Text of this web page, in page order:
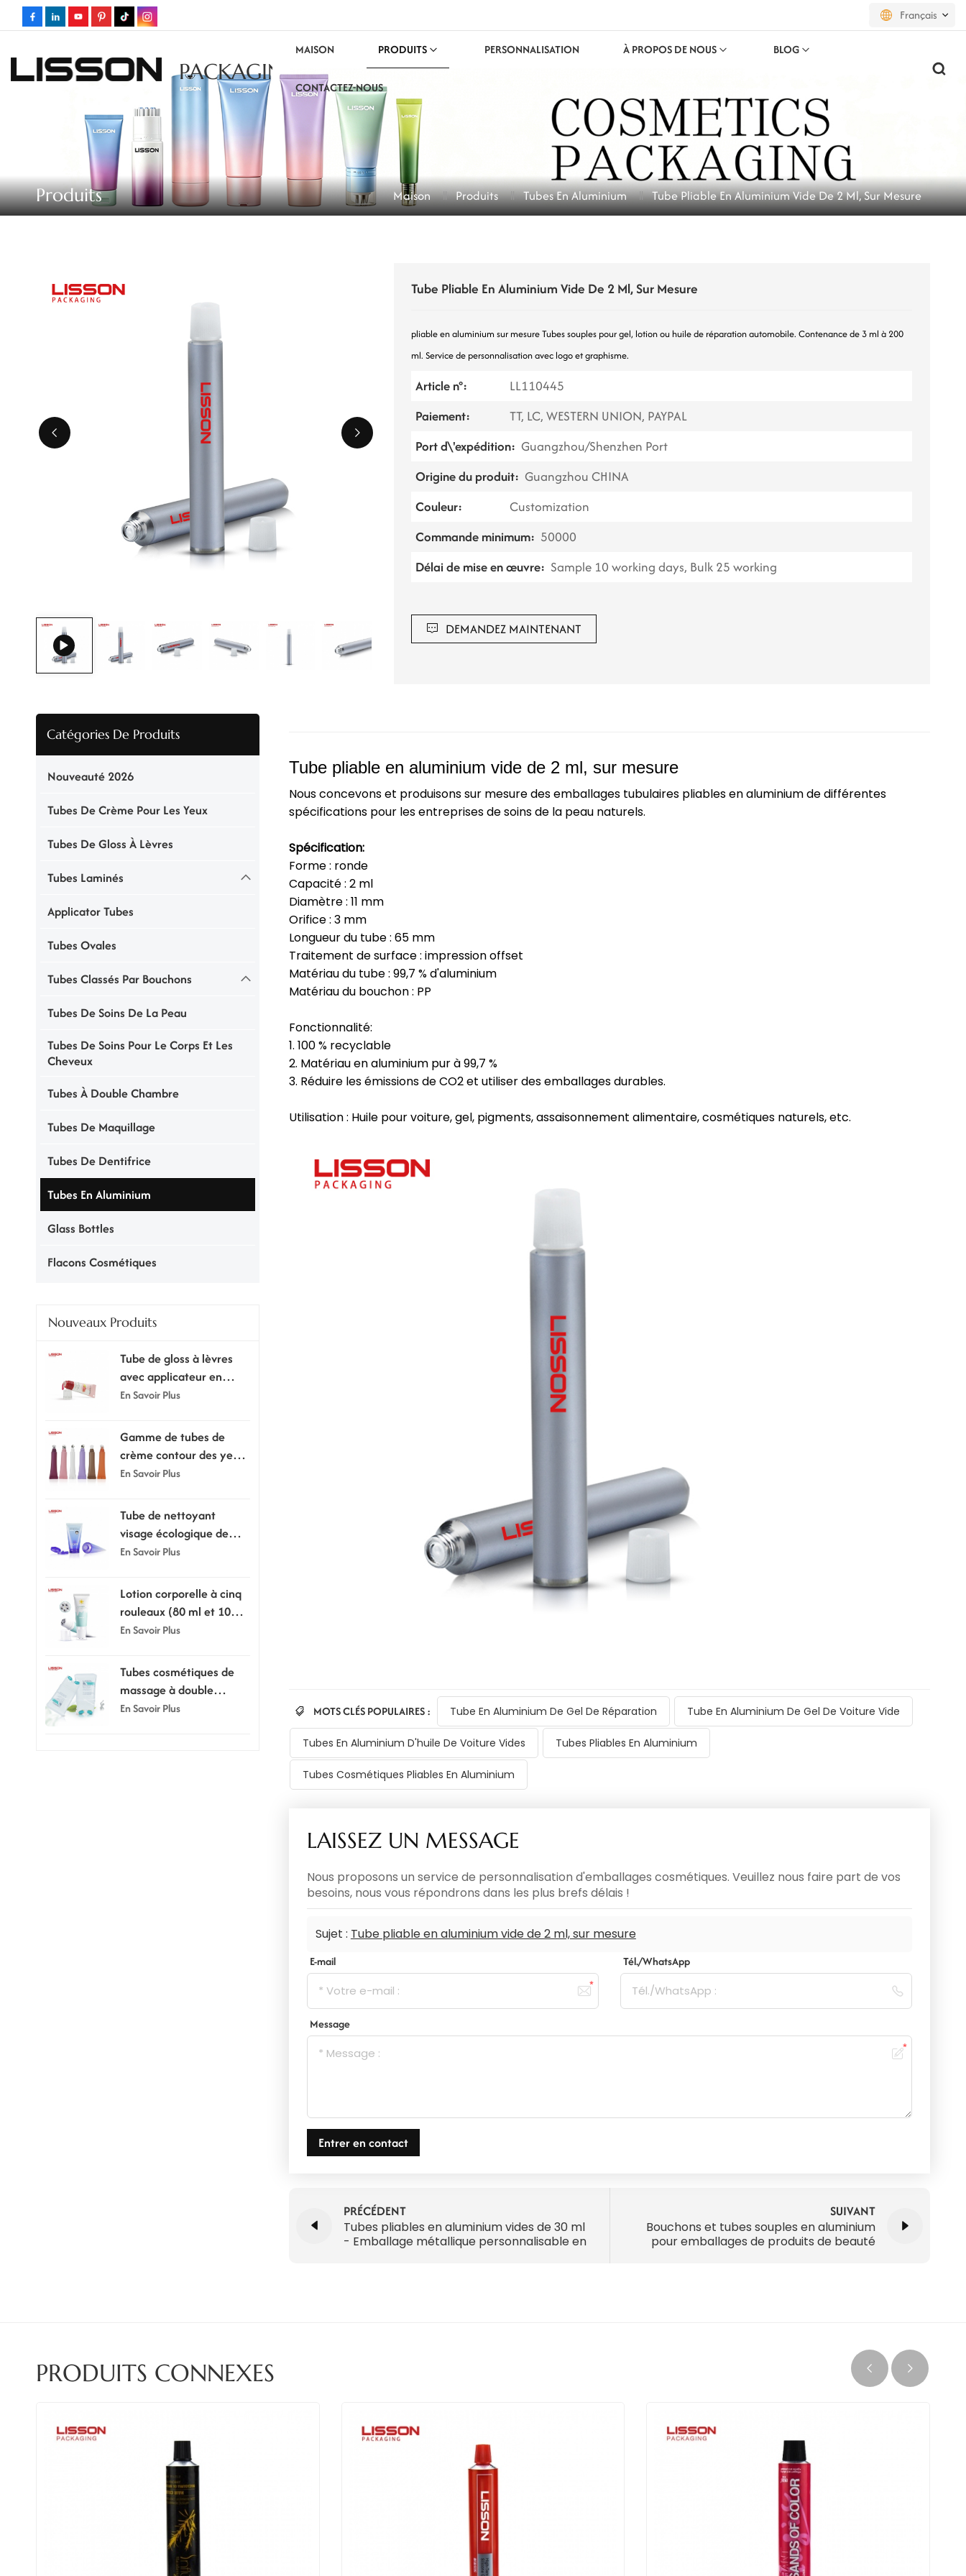
Français
русский
español
português
ไทย
PACKAGING
MAISON PRODUITS PERSONNALISATION À PROPOS DE NOUS BLOG
CONTACTEZ-NOUS
Produits Maison Produits Tubes En Aluminium Tube Pliable En Aluminium Vide De 2 Ml, Sur Mesure
Tube Pliable En Aluminium Vide De 2 Ml, Sur Mesure
pliable en aluminium sur mesureTubes souples pour gel, lotion ou huile de réparation automobile. Contenance de 3 ml à 200
ml. Service de personnalisation avec logo et graphisme.
Article n°:
LL110445
Paiement:
TT, LC, WESTERN UNION, PAYPAL
Port d\'expédition: Guangzhou/Shenzhen Port
Origine du produit: Guangzhou CHINA
Couleur:
Customization
Commande minimum: 50000
Délai de mise en œuvre: Sample 10 working days, Bulk 25 working
DEMANDEZ MAINTENANT
Catégories De Produits
Nouveauté 2026
Tubes De Crème Pour Les Yeux
Tubes De Gloss À Lèvres
Tubes Laminés
Applicator Tubes
Tubes Ovales
Tubes Classés Par Bouchons
Tubes De Soins De La Peau
Tubes De Soins Pour Le Corps Et Les
Cheveux
Tubes À Double Chambre
Tubes De Maquillage
Tubes De Dentifrice
Tubes En Aluminium
Glass Bottles
Flacons Cosmétiques
Nouveaux Produits
Tube de gloss à lèvres
avec applicateur en
silicone ultra doux
En Savoir Plus
Gamme de tubes de
crème contour des yeux
avec embout applicateur
En Savoir Plus
Tube de nettoyant
visage écologique de
100 ml ou 120 ml avec
En Savoir Plus
Lotion corporelle à cinq
rouleaux (80 ml et 100
ml) - Tube de massage
En Savoir Plus
Tubes cosmétiques de
massage à double
rouleau en silicone de
En Savoir Plus
Tube pliable en aluminium vide de 2 ml, sur mesure
Nous concevons et produisons sur mesure des emballages tubulaires pliables en aluminium de différentes
spécifications pour les entreprises de soins de la peau naturels.
Spécification:
Forme : ronde
Capacité : 2 ml
Diamètre : 11 mm
Orifice : 3 mm
Longueur du tube : 65 mm
Traitement de surface : impression offset
Matériau du tube : 99,7 % d'aluminium
Matériau du bouchon : PP
Fonctionnalité:
1. 100 % recyclable
2. Matériau en aluminium pur à 99,7 %
3. Réduire les émissions de CO2 et utiliser des emballages durables.
Utilisation : Huile pour voiture, gel, pigments, assaisonnement alimentaire, cosmétiques naturels, etc.
MOTS CLÉS POPULAIRES : Tube En Aluminium De Gel De Réparation Tube En Aluminium De Gel De Voiture Vide
Tubes En Aluminium D'huile De Voiture Vides Tubes Pliables En Aluminium
Tubes Cosmétiques Pliables En Aluminium
LAISSEZ UN MESSAGE
Nous proposons un service de personnalisation d'emballages cosmétiques. Veuillez nous faire part de vos
besoins, nous vous répondrons dans les plus brefs délais !
Sujet : Tube pliable en aluminium vide de 2 ml, sur mesure
E-mail Tél./WhatsApp
Message
Entrer en contact
PRÉCÉDENT
Tubes pliables en aluminium vides de 30 ml
- Emballage métallique personnalisable en
SUIVANT
Bouchons et tubes souples en aluminium
pour emballages de produits de beauté
PRODUITS CONNEXES